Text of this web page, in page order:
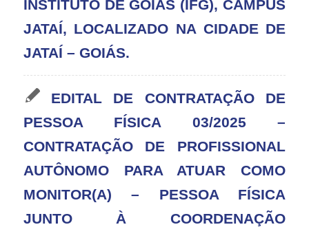
INSTITUTO DE GOIÁS (IFG), CAMPUS
JATAÍ, LOCALIZADO NA CIDADE DE
JATAÍ – GOIÁS.
EDITAL DE CONTRATAÇÃO DE
PESSOA FÍSICA 03/2025 –
CONTRATAÇÃO DE PROFISSIONAL
AUTÔNOMO PARA ATUAR COMO
MONITOR(A) – PESSOA FÍSICA
JUNTO À COORDENAÇÃO